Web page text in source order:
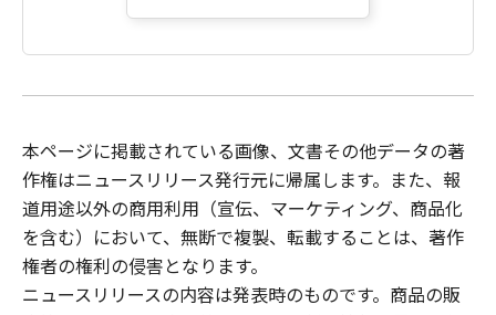
本ページに掲載されている画像、文書その他データの著
作権はニュースリリース発行元に帰属します。また、報
道用途以外の商用利用（宣伝、マーケティング、商品化
を含む）において、無断で複製、転載することは、著作
権者の権利の侵害となります。
ニュースリリースの内容は発表時のものです。商品の販